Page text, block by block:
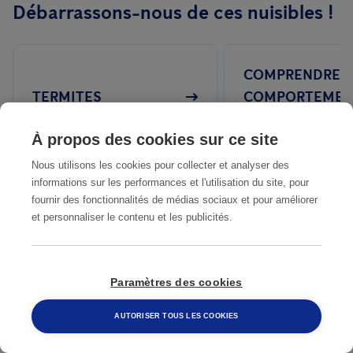
plusieurs fois par an pour contrôler les pièges et observer une
méthode par piège Sentri Tech, afin d'assurer une efficacité
votre maison, nous vous conseillons de contacter un
professionnel afin qu'il réalise une inspection pour s'assurer
Débarrassons-nous de ces nuisibles !
TERMITES
COMPRENDRE
LA PRÉSENCE DE
TERMITES CHEZ
VOUS
COMMENT
AUTRES
XYLOPHAGES ?
À propos des cookies sur ce site
Nous utilisons les cookies pour collecter et analyser des
informations sur les performances et l'utilisation du site, pour
fournir des fonctionnalités de médias sociaux et pour améliorer
et personnaliser le contenu et les publicités.
Paramètres des cookies
AUTORISER TOUS LES COOKIES